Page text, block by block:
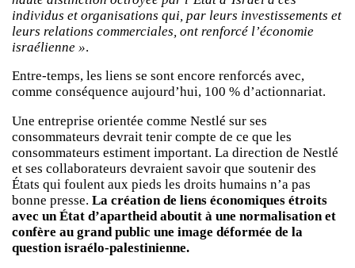
individus et organisations qui, par leurs investissements et
leurs relations commerciales, ont renforcé l’économie
israélienne ».
Entre-temps, les liens se sont encore renforcés avec,
comme conséquence aujourd’hui, 100 % d’actionnariat.
Une entreprise orientée comme Nestlé sur ses
consommateurs devrait tenir compte de ce que les
consommateurs estiment important. La direction de Nestlé
et ses collaborateurs devraient savoir que soutenir des
États qui foulent aux pieds les droits humains n’a pas
bonne presse. La création de liens économiques étroits
avec un État d’apartheid aboutit à une normalisation et
confère au grand public une image déformée de la
question israélo-palestinienne.